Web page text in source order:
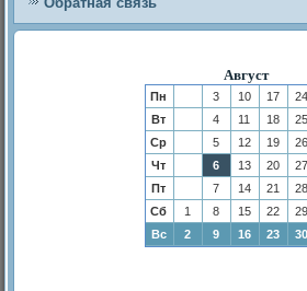
Август
Пн 3 10 17 24
Вт
4 11 18
25
Ср
5 12 19
26
Чт
6 13 20
27
Пт
7 14 21
28
Сб
1 8 15 22
29
Вс
2 9 16 23 30